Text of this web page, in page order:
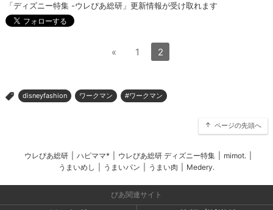
「ディズニー特集 -ウレぴあ総研」更新情報が受け取れます
« 1 2
> disneyfashion ワークマン #ワークマン
ページの先頭へ
ウレぴあ総研 ハピママ* ウレぴあ総研 ディズニー特集 mimot.
うまいめし
うまいパン うまい肉 Medery.
ぴあ関連サイト